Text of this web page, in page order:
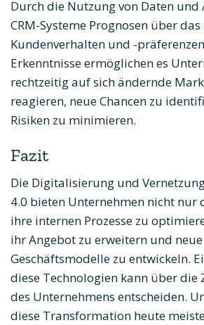
Durch die Nutzung von Daten und
CRM-Systeme Prognosen über
Kundenverhalten und -
Erkenntnisse ermöglichen es
rechtzeitig auf sich ändernde
reagieren, neue Chancen zu
Risiken zu minimieren.
Fazit
Die Digitalisierung und
4.0 bieten Unternehmen nicht nur
ihre internen Prozesse zu
ihr Angebot zu erweitern und neue
Geschäftsmodelle zu entwickeln.
diese Technologien kann über
des Unternehmens entscheiden.
diese Transformation heute